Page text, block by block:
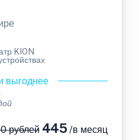
KION
выгоднее
рублей445 /в месяц